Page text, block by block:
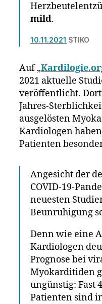
mild.
10.11.2021 STIKO
Auf „
2021 aktuelle
veröffentlicht. Dort
Jahres-
ausgelösten
Kardiologen
Patienten
Angesicht der
COVID-19-
neuesten
Beunruhigung
Denn wie eine
Kardiologen
Prognose bei
Myokarditiden
ungünstig: Fast
Patienten sind